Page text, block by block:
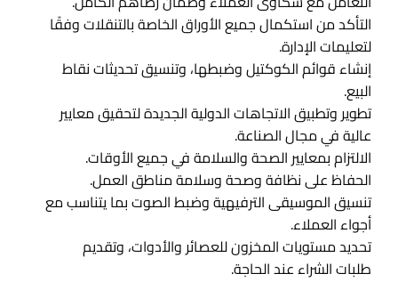
التأكد من استكمال جميع الأوراق الخاصة بالتنقلات وفقًا
لتعليمات الإدارة.
إنشاء قوائم الكوكتيل وضبطها، وتنسيق تحديثات نقاط
البيع.
تطوير وتطبيق الاتجاهات الدولية الجديدة لتحقيق معايير
عالية في مجال الصناعة.
الالتزام بمعايير الصحة والسلامة في جميع الأوقات.
الحفاظ على نظافة وصحة وسلامة مناطق العمل.
تنسيق الموسيقى الترفيهية وضبط الصوت بما يتناسب مع
أجواء العملاء.
تحديد مستويات المخزون للعصائر والأدوات، وتقديم
طلبات الشراء عند الحاجة.